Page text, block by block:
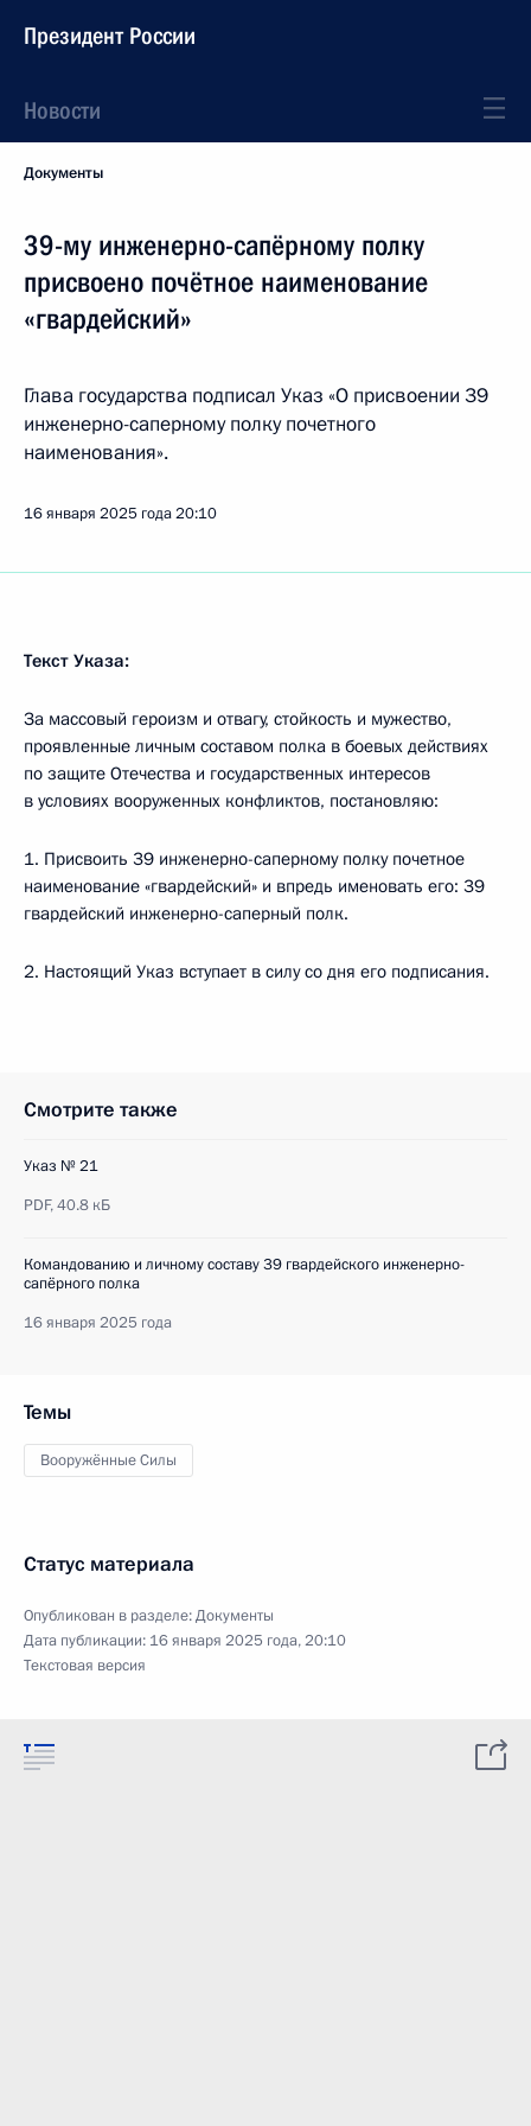
Президент России
Новости
Документы
39-му инженерно-сапёрному полку
присвоено почётное наименование
«гвардейский»
Глава государства подписал Указ «О присвоении 39
инженерно-саперному полку почетного
наименования».
16 января 2025 года20:10
Текст Указа:
За массовый героизм и отвагу, стойкость и мужество,
проявленные личным составом полка в боевых действиях
по защите Отечества и государственных интересов
в условиях вооруженных конфликтов, постановляю:
1. Присвоить 39 инженерно-саперному полку почетное
наименование «гвардейский» и впредь именовать его: 39
гвардейский инженерно-саперный полк.
2. Настоящий Указ вступает в силу со дня его подписания.
Смотрите также
Указ № 21
PDF,40.8 кБ
Командованию и личному составу 39 гвардейского инженерно-
сапёрного полка
16 января 2025 года
Темы
Вооружённые Силы
Статус материала
Опубликован в разделе:Документы
Дата публикации: 16 января 2025 года, 20:10
Текстовая версия